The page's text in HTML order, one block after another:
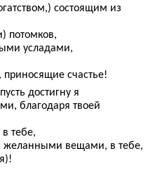
состоящим из
потомков,
усладами,
приносящие счастье!
достигну я
благодаря твоей
тебе,
вещами, в тебе,